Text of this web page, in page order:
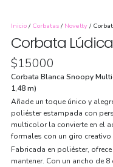
Inicio / Corbatas / Novelty /
Corbata
$15000
Corbata Blanca Snoopy
1,48 m)
Añade un toque único y
poliéster estampada con
multicolor la convierte en el
formales con un giro
Fabricada en poliéster,
mantener. Con un ancho de